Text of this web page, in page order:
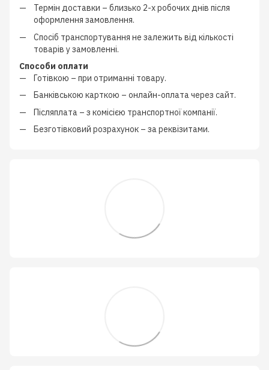
Термін доставки – близько 2-х робочих днів після
оформлення замовлення.
Спосіб транспортування не залежить від кількості
товарів у замовленні.
Способи оплати
Готівкою – при отриманні товару.
Банківською карткою – онлайн-оплата через сайт.
Післяплата – з комісією транспортної компанії.
Безготівковий розрахунок – за реквізитами.